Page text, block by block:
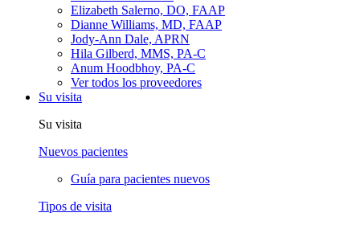
Elizabeth Salerno, DO, FAAP
Dianne Williams, MD, FAAP
Jody-Ann Dale, APRN
Hila Gilberd, MMS, PA-C
Anum Hoodbhoy, PA-C
Ver todos los proveedores
Su visita
Su visita
Nuevos pacientes
Guía para pacientes nuevos
Tipos de visita